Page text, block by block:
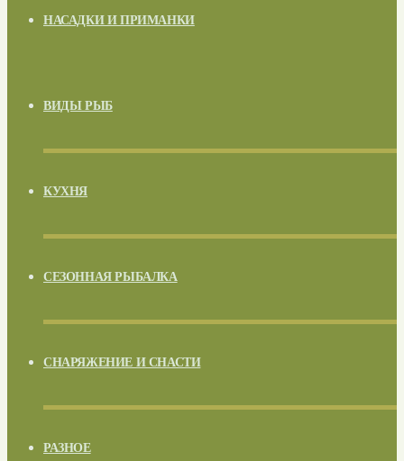
НАСАДКИ И ПРИМАНКИ
ВИДЫ РЫБ
КУХНЯ
СЕЗОННАЯ РЫБАЛКА
СНАРЯЖЕНИЕ И СНАСТИ
РАЗНОЕ